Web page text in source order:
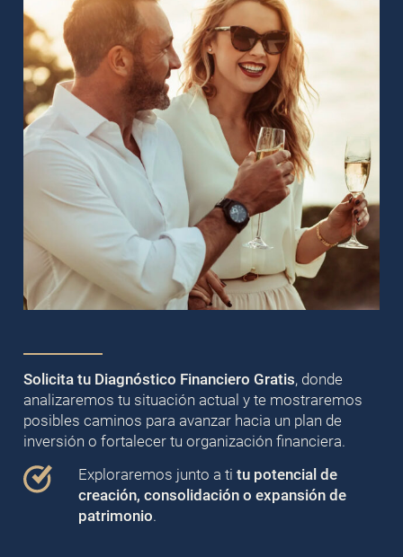
Solicita tu Diagnóstico Financiero Gratis, donde
analizaremos tu situación actual y te mostraremos
posibles caminos para avanzar hacia un plan de
inversión o fortalecer tu organización financiera.
Exploraremos junto a ti tu potencial de
creación, consolidación o expansión de
patrimonio.